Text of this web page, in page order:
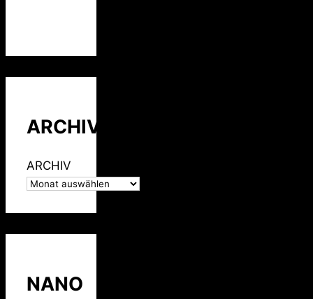
ARCHIV
ARCHIV
NANO